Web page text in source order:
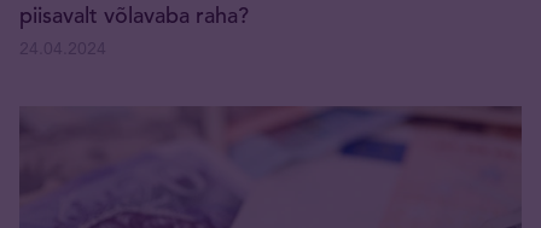
piisavalt võlavaba raha?